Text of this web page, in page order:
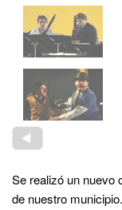
Se realizó un nuevo
de nuestro municipio.